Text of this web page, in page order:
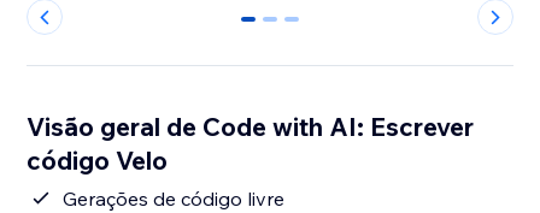
0 1 2
Visão geral de Code with AI: Escrever
código Velo
Gerações de código livre